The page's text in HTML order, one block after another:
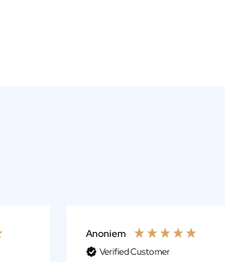
Anoniem
Verified Customer